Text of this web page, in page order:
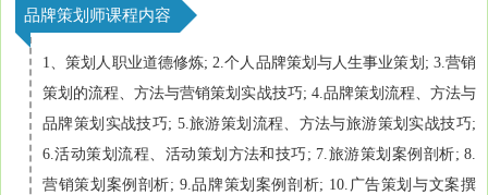
品牌策划师课程内容
1、策划人职业道德修炼; 2.个人品牌策划与人生事业策划; 3.营销
策划的流程、方法与营销策划实战技巧; 4.品牌策划流程、方法与
品牌策划实战技巧; 5.旅游策划流程、方法与旅游策划实战技巧;
6.活动策划流程、活动策划方法和技巧; 7.旅游策划案例剖析; 8.
营销策划案例剖析; 9.品牌策划案例剖析; 10.广告策划与文案撰